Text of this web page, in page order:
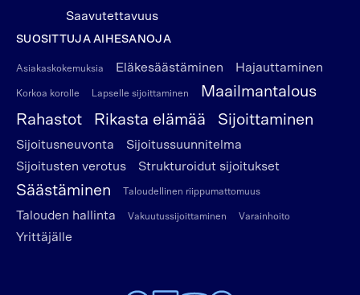
Saavutettavuus
SUOSITTUJA AIHESANOJA
Asiakaskokemuksia Eläkesäästäminen Hajauttaminen
Korkoa korolle Lapselle sijoittaminen
Maailmantalous
Rahastot
Rikasta elämää Sijoittaminen
Sijoitusneuvonta
Sijoitussuunnitelma
Sijoitusten verotus
Strukturoidut sijoitukset
Säästäminen Taloudellinen riippumattomuus
Talouden hallinta Vakuutussijoittaminen Varainhoito
Yrittäjälle